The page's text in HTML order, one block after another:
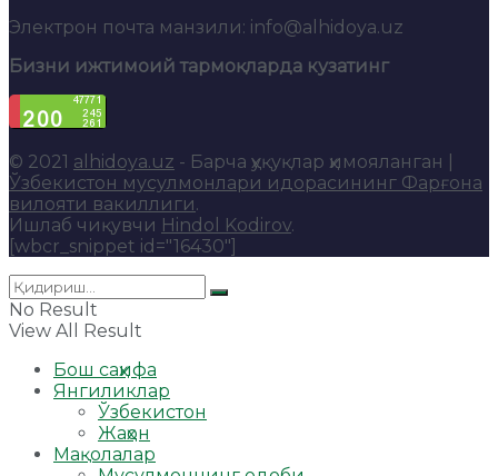
Электрон почта манзили: info@alhidoya.uz
Бизни ижтимоий тармоқларда кузатинг
© 2021 alhidoya.uz - Барча ҳуқуқлар ҳимояланган |
Ўзбекистон мусулмонлари идорасининг Фарғона
вилояти вакиллиги.
Ишлаб чиқувчи Hindol Kodirov.
[wbcr_snippet id="16430"]
No Result
View All Result
Бош саҳифа
Янгиликлар
Ўзбекистон
Жаҳон
Мақолалар